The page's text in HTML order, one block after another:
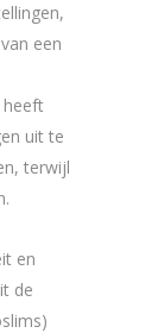
een
heeft
uit te
terwijl
en
de